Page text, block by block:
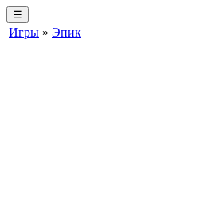
☰
Игры » Эпик